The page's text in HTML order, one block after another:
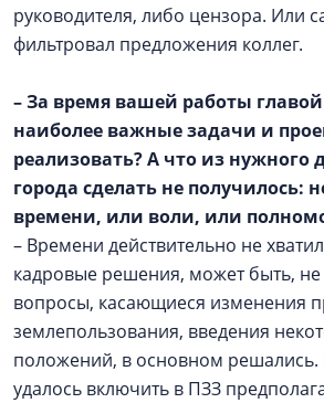
руководителя, либо цензора. Или
фильтровал предложения коллег.
–За время вашей работы
наиболее важные задачи и
реализовать? А что из нужного
города сделать не получилось:
времени, или воли, или
– Времени действительно не
кадровые решения, может быть, не
вопросы, касающиеся изменения
землепользования, введения
положений, в основном
удалось включить в ПЗЗ